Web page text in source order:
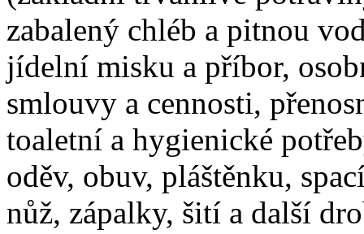
zabalený chléb a pitnou
jídelní misku a příbor,
smlouvy a cennosti,
toaletní a hygienické
oděv, obuv, pláštěnku,
nůž, zápalky, šití a další